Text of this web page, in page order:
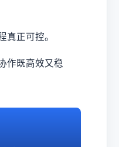
真正可控。
作既高效又稳